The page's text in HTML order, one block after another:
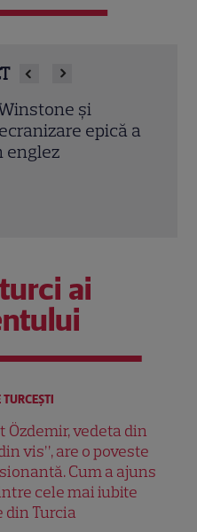
umbră (2014).
într-o cursă
salvarea
ai
Özdemir, vedeta din
vis”, are o poveste
Cum a ajuns
cele mai iubite
din Turcia